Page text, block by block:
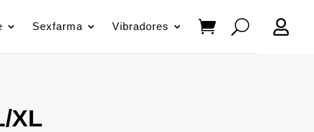
Sexfarma Vibradores 
XL